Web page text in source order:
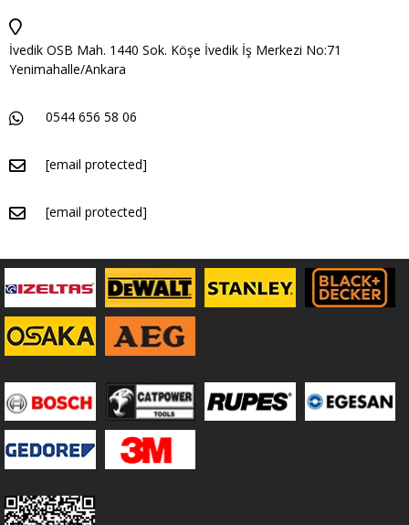
İvedik OSB Mah. 1440 Sok. Köşe İvedik İş Merkezi No:71
Yenimahalle/Ankara
0544 656 58 06
[email protected]
[email protected]